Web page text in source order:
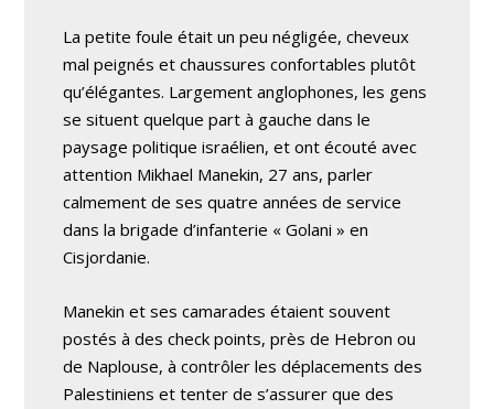
La petite foule était un peu négligée, cheveux
mal peignés et chaussures confortables plutôt
qu’élégantes. Largement anglophones, les gens
se situent quelque part à gauche dans le
paysage politique israélien, et ont écouté avec
attention Mikhael Manekin, 27 ans, parler
calmement de ses quatre années de service
dans la brigade d’infanterie « Golani » en
Cisjordanie.
Manekin et ses camarades étaient souvent
postés à des check points, près de Hebron ou
de Naplouse, à contrôler les déplacements des
Palestiniens et tenter de s’assurer que des